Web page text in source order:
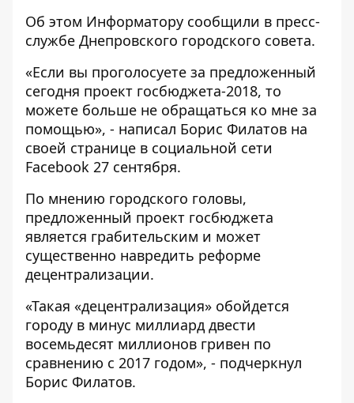
Об этом Информатору сообщили в пресс-
службе Днепровского городского совета.
«Если вы проголосуете за предложенный
сегодня проект госбюджета-2018, то
можете больше не обращаться ко мне за
помощью», - написал Борис Филатов на
своей странице в социальной сети
Facebook 27 сентября.
По мнению городского головы,
предложенный проект госбюджета
является грабительским и может
существенно навредить реформе
децентрализации.
«Такая «децентрализация» обойдется
городу в минус миллиард двести
восемьдесят миллионов гривен по
сравнению с 2017 годом», - подчеркнул
Борис Филатов.